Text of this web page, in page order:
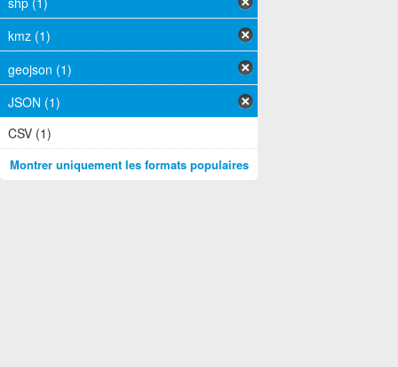
kmz (1)
geojson (1)
JSON (1)
CSV (1)
Montrer uniquement les formats populaires